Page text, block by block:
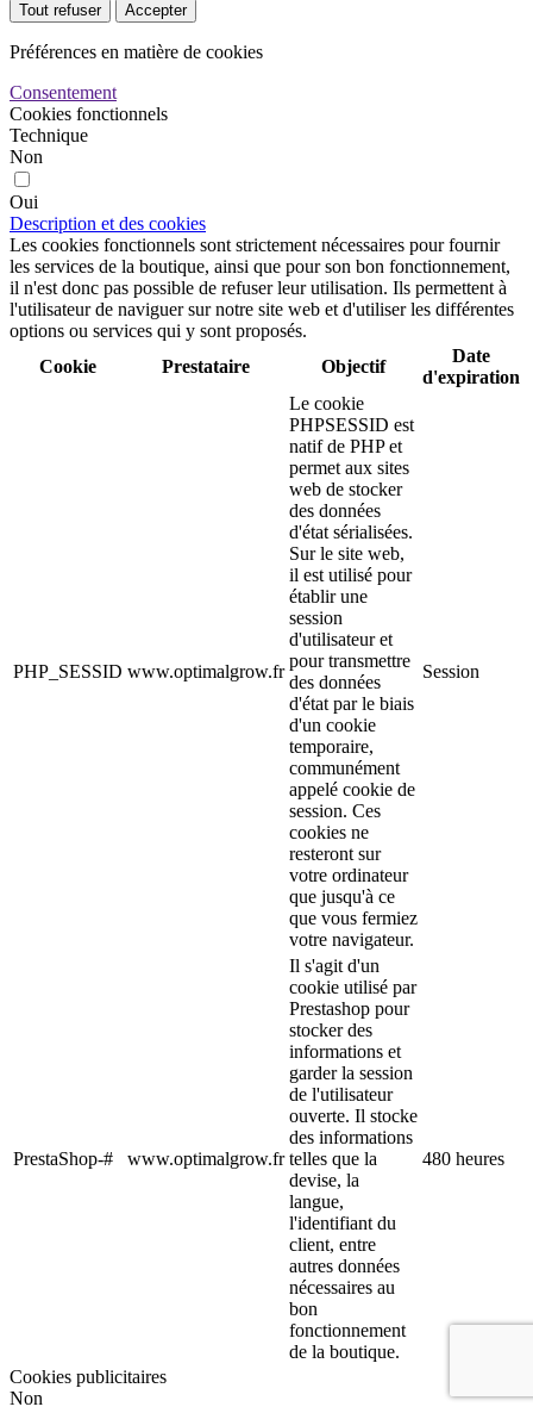
Tout refuser Accepter
Préférences en matière de cookies
Consentement
Cookies fonctionnels
Technique
Non
Oui
Description et des cookies
Les cookies fonctionnels sont strictement nécessaires pour fournir
les services de la boutique, ainsi que pour son bon fonctionnement,
il n'est donc pas possible de refuser leur utilisation. Ils permettent à
l'utilisateur de naviguer sur notre site web et d'utiliser les différentes
options ou services qui y sont proposés.
Cookie
Prestataire Objectif
Date
d'expiration
PHP_SESSID www.optimalgrow.fr
Le cookie
PHPSESSID est
natif de PHP et
permet aux sites
web de stocker
des données
d'état sérialisées.
Sur le site web,
il est utilisé pour
établir une
session
d'utilisateur et
pour transmettre
des données
d'état par le biais
d'un cookie
temporaire,
communément
appelé cookie de
session. Ces
cookies ne
resteront sur
votre ordinateur
que jusqu'à ce
que vous fermiez
votre navigateur.
Session
PrestaShop-# www.optimalgrow.fr
Il s'agit d'un
cookie utilisé par
Prestashop pour
stocker des
informations et
garder la session
de l'utilisateur
ouverte. Il stocke
des informations
telles que la
devise, la
langue,
l'identifiant du
client, entre
autres données
nécessaires au
bon
fonctionnement
de la boutique.
480 heures
Cookies publicitaires
Non